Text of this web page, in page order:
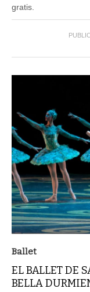
gratis.
Ballet
EL BALLET DE
BELLA